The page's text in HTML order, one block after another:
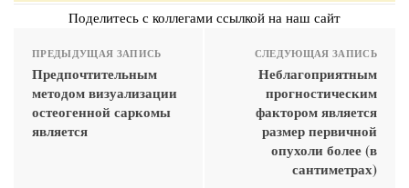
Поделитесь с коллегами ссылкой на наш сайт
ПРЕДЫДУЩАЯ ЗАПИСЬ
Предпочтительным
методом визуализации
остеогенной саркомы
является
СЛЕДУЮЩАЯ ЗАПИСЬ
Неблагоприятным
прогностическим
фактором является
размер первичной
опухоли более (в
сантиметрах)